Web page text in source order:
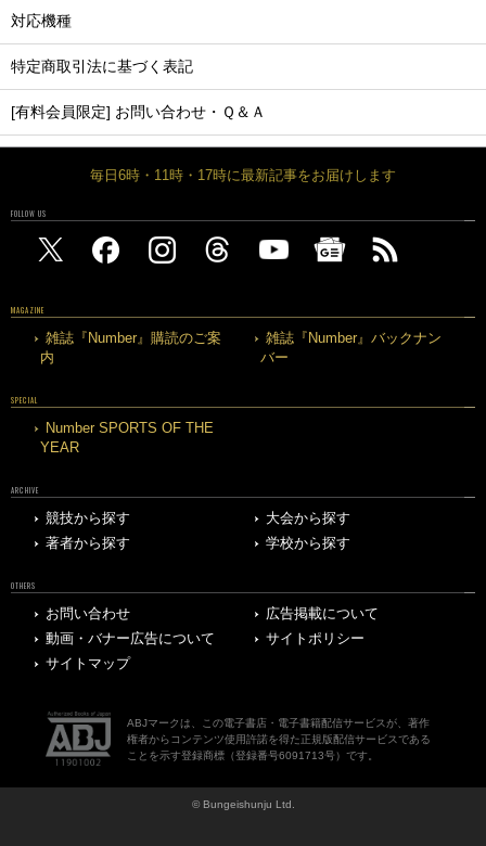
対応機種
特定商取引法に基づく表記
[有料会員限定] お問い合わせ・Ｑ＆Ａ
毎日6時・11時・17時に最新記事をお届けします
FOLLOW US
MAGAZINE
雑誌『Number』購読のご案
内
雑誌『Number』バックナン
バー
SPECIAL
Number SPORTS OF THE
YEAR
ARCHIVE
競技から探す
大会から探す
著者から探す
学校から探す
OTHERS
お問い合わせ
広告掲載について
動画・バナー広告について
サイトポリシー
サイトマップ
ABJマークは、この電子書店・電子書籍配信サービスが、著作
権者からコンテンツ使用許諾を得た正規版配信サービスである
ことを示す登録商標（登録番号6091713号）です。
© Bungeishunju Ltd.